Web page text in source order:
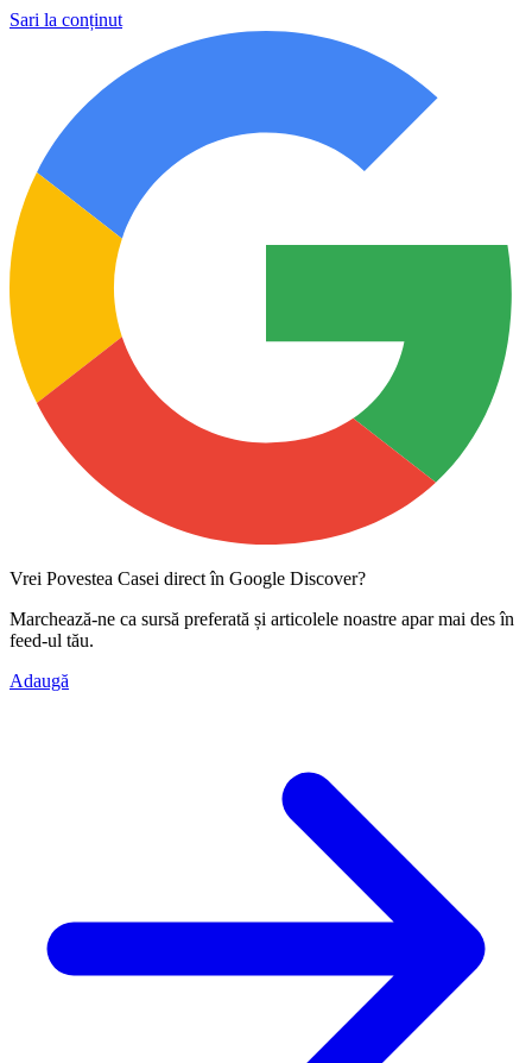
Sari la conținut
Vrei Povestea Casei direct în Google Discover?
Marchează-ne ca sursă preferată și articolele noastre apar mai des în
feed-ul tău.
Adaugă